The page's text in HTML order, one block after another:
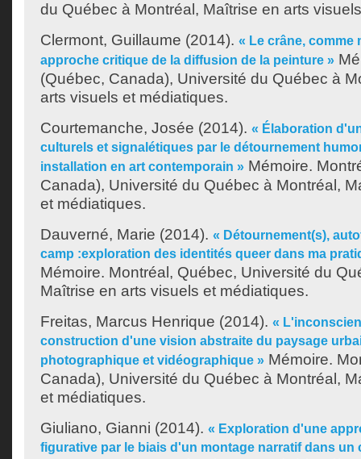
du Québec à Montréal, Maîtrise en arts
Clermont, Guillaume (2014). « Le crâne, comme
approche critique de la diffusion de la peinture »
(Québec, Canada), Université du Québec à
arts visuels et médiatiques.
Courtemanche, Josée (2014). « Élaboration
culturels et signalétiques par le détournement
installation en art contemporain » Mémoire.
Canada), Université du Québec à Montréal,
et médiatiques.
Dauverné, Marie (2014). « Détournement(s),
camp :exploration des identités queer dans ma
Mémoire. Montréal, Québec, Université du
Maîtrise en arts visuels et médiatiques.
Freitas, Marcus Henrique (2014). «
construction d'une vision abstraite du paysage
photographique et vidéographique » Mémoire.
Canada), Université du Québec à Montréal,
et médiatiques.
Giuliano, Gianni (2014). « Exploration d'une
figurative par le biais d'un montage narratif dans un